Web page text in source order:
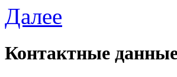
Далее
Контактные